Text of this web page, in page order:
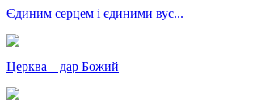
Єдиним серцем і єдиними вус...
Церква – дар Божий